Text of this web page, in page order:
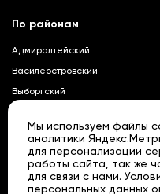
По районам
Адмиралтейский
Василеостровский
Выборгский
Колпинский
Красногвардейский
Краносельский
Развернуть
Мы используем файлы
аналитики
для персонализации
работы сайта, так же
для связи с нами.
персональных данных